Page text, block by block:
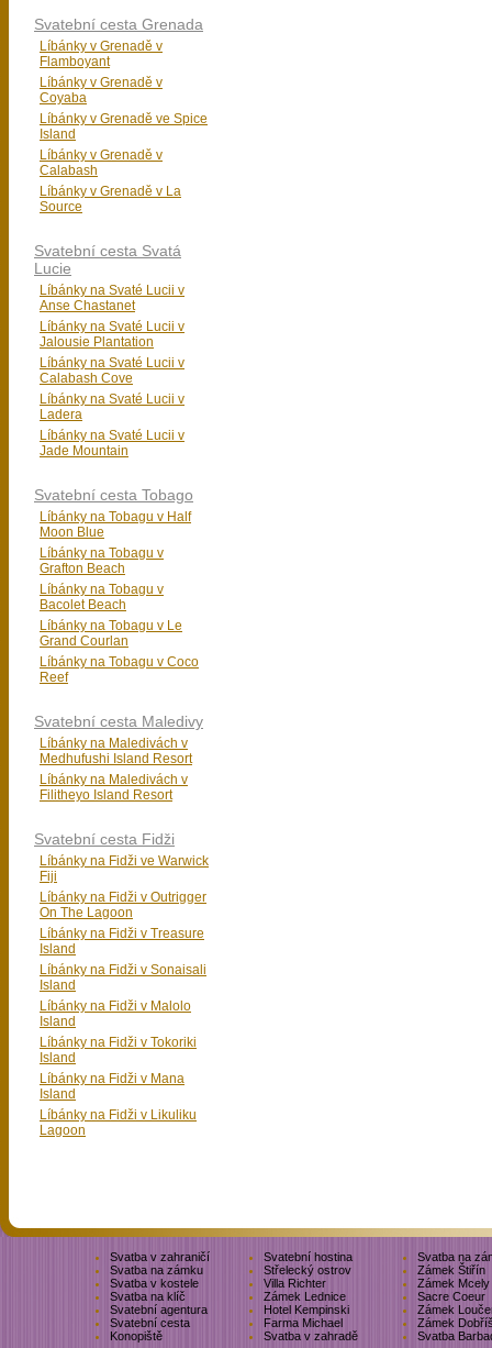
Svatební cesta Grenada
Líbánky v Grenadě v
Flamboyant
Líbánky v Grenadě v
Coyaba
Líbánky v Grenadě ve Spice
Island
Líbánky v Grenadě v
Calabash
Líbánky v Grenadě v La
Source
Svatební cesta Svatá
Lucie
Líbánky na Svaté Lucii v
Anse Chastanet
Líbánky na Svaté Lucii v
Jalousie Plantation
Líbánky na Svaté Lucii v
Calabash Cove
Líbánky na Svaté Lucii v
Ladera
Líbánky na Svaté Lucii v
Jade Mountain
Svatební cesta Tobago
Líbánky na Tobagu v Half
Moon Blue
Líbánky na Tobagu v
Grafton Beach
Líbánky na Tobagu v
Bacolet Beach
Líbánky na Tobagu v Le
Grand Courlan
Líbánky na Tobagu v Coco
Reef
Svatební cesta Maledivy
Líbánky na Maledivách v
Medhufushi Island Resort
Líbánky na Maledivách v
Filitheyo Island Resort
Svatební cesta Fidži
Líbánky na Fidži ve Warwick
Fiji
Líbánky na Fidži v Outrigger
On The Lagoon
Líbánky na Fidži v Treasure
Island
Líbánky na Fidži v Sonaisali
Island
Líbánky na Fidži v Malolo
Island
Líbánky na Fidži v Tokoriki
Island
Líbánky na Fidži v Mana
Island
Líbánky na Fidži v Likuliku
Lagoon
Svatba v zahraničí Svatební hostina
Svatba na
Svatba na zámku
Střelecký ostrov
Zámek Štiřín
Svatba v kostele
Villa Richter
Zámek Mcely
Svatba na klíč
Zámek Lednice
Sacre Coeur
Svatební agentura
Hotel Kempinski
Zámek
Svatební cesta
Farma Michael
Zámek
Konopiště
Svatba v zahradě Svatba